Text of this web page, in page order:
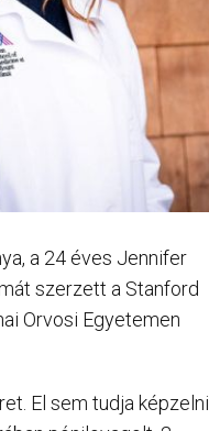
a 24 éves Jennifer
szerzett a Stanford
Orvosi Egyetemen
El sem tudja képzelni